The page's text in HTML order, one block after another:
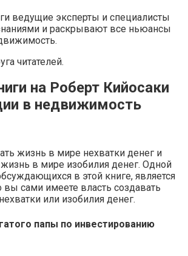
ведущие эксперты и специалисты
и раскрывают все ньюансы
читателей.
на Роберт Кийосаки
в недвижимость
жизнь в мире нехватки денег и
в мире изобилия денег. Одной
в этой книге, является
вы сами имеете власть создавать
или изобилия денег.
папы по инвестированию